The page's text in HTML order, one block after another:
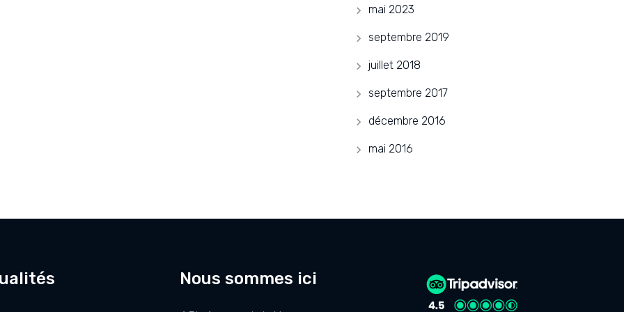
mai 2023
septembre 2019
juillet 2018
septembre 2017
décembre 2016
mai 2016
Nous sommes ici